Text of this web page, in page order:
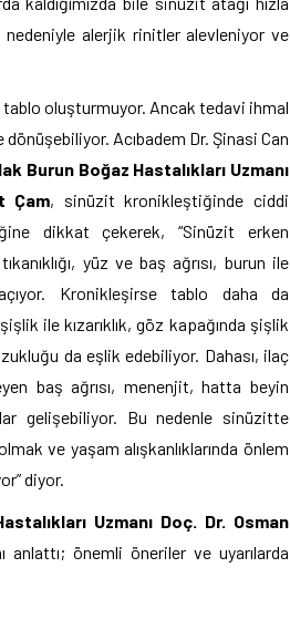
nedeniyle alerjik rinitler alevleniyor ve
oluşturmuyor. Ancak tedavi ihmal
Acıbadem Dr. Şinasi Can
Burun Boğaz Hastalıkları Uzmanı
Çam, sinüzit kronikleştiğinde ciddi
dikkat çekerek,
“Sinüzit erken
yüz ve baş ağrısı, burun ile
Kronikleşirse tablo daha da
ile kızarıklık, göz kapağında şişlik
da eşlik edebiliyor. Dahası, ilaç
baş ağrısı, menenjit, hatta beyin
gelişebiliyor. Bu nedenle sinüzitte
ve yaşam alışkanlıklarında önlem
diyor.
Uzmanı Doç. Dr. Osman
önemli öneriler ve uyarılarda